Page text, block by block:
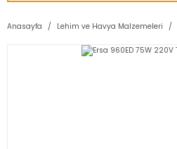
Anasayfa Lehim ve Havya Malzemeleri